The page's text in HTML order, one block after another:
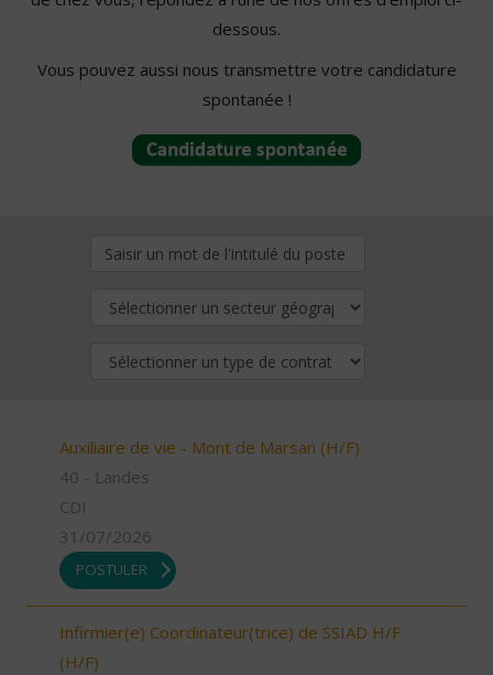
dessous.
Vous pouvez aussi nous transmettre votre candidature
spontanée !
Auxiliaire de vie - Mont de Marsan (H/F)
40 - Landes
CDI
31/07/2026
POSTULER
Infirmier(e) Coordinateur(trice) de SSIAD H/F
(H/F)